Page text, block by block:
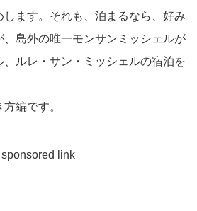
します。それも、泊まるなら、好み
、島外の唯一モンサンミッシェルが
ルレ・サン・ミッシェルの宿泊を
編です。
sponsored link